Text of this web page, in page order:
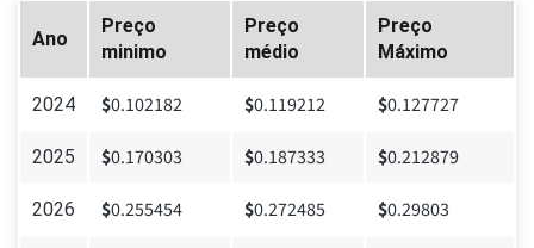
Ano
Preço
minimo
Preço
médio
Preço
Máximo
2024 $0.102182 $0.119212 $0.127727
2025 $0.170303 $0.187333 $0.212879
2026 $0.255454 $0.272485 $0.29803